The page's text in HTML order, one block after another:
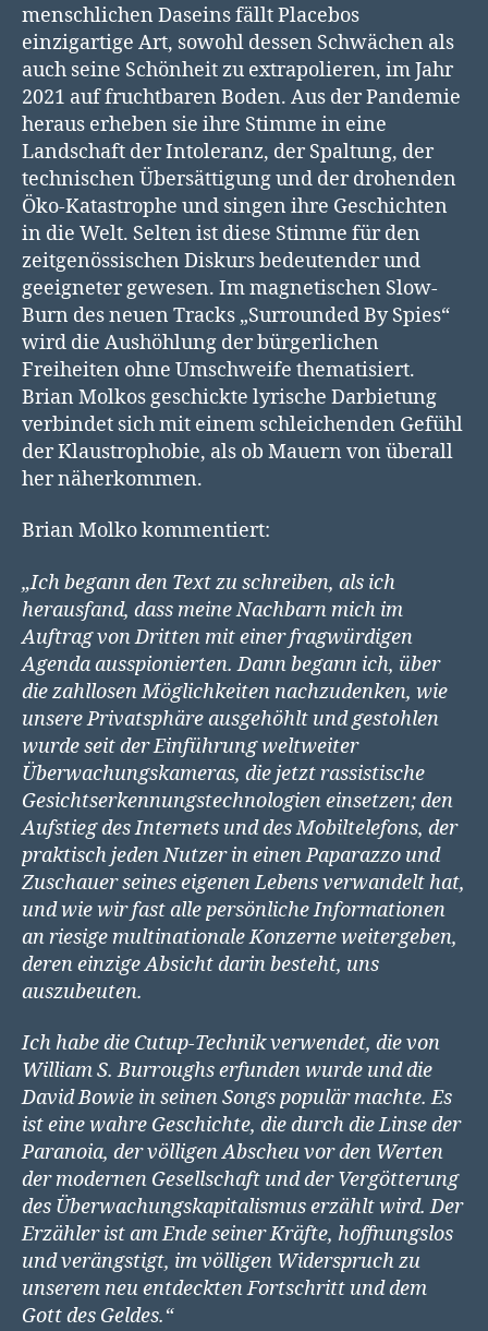
menschlichen Daseins fällt Placebos
einzigartige Art, sowohl dessen Schwächen als
auch seine Schönheit zu extrapolieren, im Jahr
2021 auf fruchtbaren Boden. Aus der Pandemie
heraus erheben sie ihre Stimme in eine
Landschaft der Intoleranz, der Spaltung, der
technischen Übersättigung und der drohenden
Öko-Katastrophe und singen ihre Geschichten
in die Welt. Selten ist diese Stimme für den
zeitgenössischen Diskurs bedeutender und
geeigneter gewesen. Im magnetischen Slow-
Burn des neuen Tracks „Surrounded By Spies“
wird die Aushöhlung der bürgerlichen
Freiheiten ohne Umschweife thematisiert.
Brian Molkos geschickte lyrische Darbietung
verbindet sich mit einem schleichenden Gefühl
der Klaustrophobie, als ob Mauern von überall
her näherkommen.
Brian Molko kommentiert:
„Ich begann den Text zu schreiben, als ich
herausfand, dass meine Nachbarn mich im
Auftrag von Dritten mit einer fragwürdigen
Agenda ausspionierten. Dann begann ich, über
die zahllosen Möglichkeiten nachzudenken, wie
unsere Privatsphäre ausgehöhlt und gestohlen
wurde seit der Einführung weltweiter
Überwachungskameras, die jetzt rassistische
Gesichtserkennungstechnologien einsetzen; den
Aufstieg des Internets und des Mobiltelefons, der
praktisch jeden Nutzer in einen Paparazzo und
Zuschauer seines eigenen Lebens verwandelt hat,
und wie wir fast alle persönliche Informationen
an riesige multinationale Konzerne weitergeben,
deren einzige Absicht darin besteht, uns
auszubeuten.
Ich habe die Cutup-Technik verwendet, die von
William S. Burroughs erfunden wurde und die
David Bowie in seinen Songs populär machte. Es
ist eine wahre Geschichte, die durch die Linse der
Paranoia, der völligen Abscheu vor den Werten
der modernen Gesellschaft und der Vergötterung
des Überwachungskapitalismus erzählt wird. Der
Erzähler ist am Ende seiner Kräfte, hoffnungslos
und verängstigt, im völligen Widerspruch zu
unserem neu entdeckten Fortschritt und dem
Gott des Geldes.“